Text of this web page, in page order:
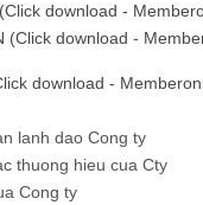
download -
(Click download -
download -
lanh dao Cong ty
thuong hieu cua Cty
Cong ty